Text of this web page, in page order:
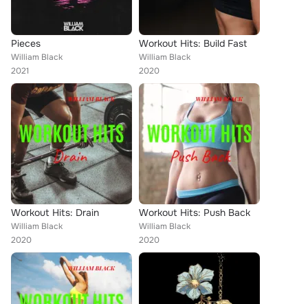
Pieces
William Black
2021
Workout Hits: Build Fast
William Black
2020
Workout Hits: Drain
William Black
2020
Workout Hits: Push Back
William Black
2020